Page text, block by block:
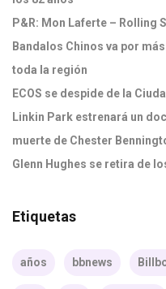
P&R: Mon Laferte – Rolling
Bandalos Chinos va por
toda la región
ECOS se despide de la
Linkin Park estrenará un
muerte de Chester
Glenn Hughes se retira de
Etiquetas
años bbnews